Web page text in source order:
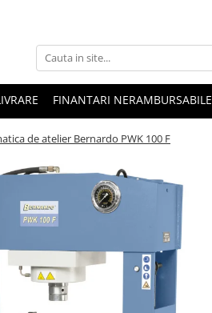
FINANTARI NERAMBURSABILE
de atelier Bernardo PWK 100 F